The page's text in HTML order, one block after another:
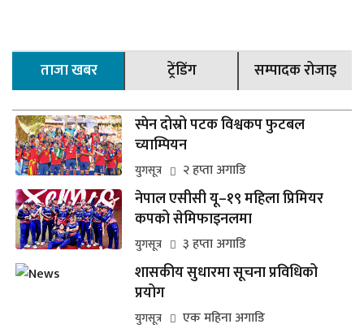
ताजा खबर ट्रेंडिंग सम्पादक रोजाइ
स्पेन दोस्रो पटक विश्वकप फुटबल
च्याम्पियन
युगसूत्र २ हप्ता अगाडि
नेपाल एसीसी यू–१९ महिला प्रिमियर
कपको सेमिफाइनलमा
युगसूत्र ३ हप्ता अगाडि
शासकीय सुधारमा सूचना प्रविधिको
प्रयोग
युगसूत्र एक महिना अगाडि